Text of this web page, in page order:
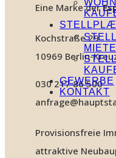
GEWERBE
KONTAKT
Eine Marke der
Kochstraße 29
10969 Berlin-
030 217 86 500
Provisionsfreie
attraktive